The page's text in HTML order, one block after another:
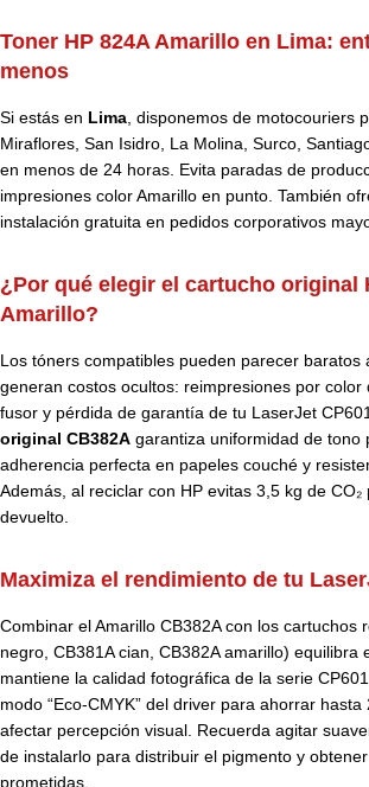
Toner HP 824A Amarillo en Lima:
menos
Si estás en Lima , disponemos de motocouriers
Miraflores, San Isidro, La Molina, Surco,
en menos de 24 horas. Evita paradas de
impresiones color Amarillo en punto. También
instalación gratuita en pedidos corporativos
¿Por qué elegir el cartucho original
Amarillo?
Los tóners compatibles pueden parecer baratos
generan costos ocultos: reimpresiones por color
fusor y pérdida de garantía de tu LaserJet
original CB382A garantiza uniformidad de tono
adherencia perfecta en papeles couché y
Además, al reciclar con HP evitas 3,5 kg de
devuelto.
Maximiza el rendimiento de tu
Combinar el Amarillo CB382A con los cartuchos
negro, CB381A cian, CB382A amarillo) equilibra
mantiene la calidad fotográfica de la serie
modo “Eco-CMYK” del driver para ahorrar hasta
afectar percepción visual. Recuerda agitar
de instalarlo para distribuir el pigmento y
prometidas.